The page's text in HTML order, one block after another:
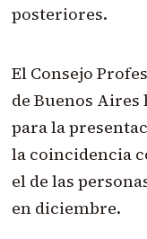
posteriores.
El Consejo
de Buenos
para la
la coincidencia
el de las
en diciembre.